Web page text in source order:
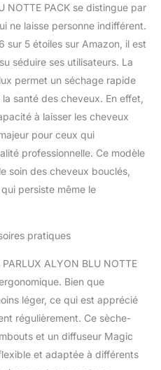
dans le salon, le
sèche les
sans trop sécher
pointes. Paramètres :
séchoir électrique
dispose de 4
de température
de 2 réglages de
contrôlés par 2
situés dans
position la plus
Avec un
instantané à
Air Ionizer
TECHNOLOGIE:
avec un traitement
certifié
enrichi en
d'argent, qui crée
surface défavorable
prolifération des
organismes et
NOTTE PACK se distingue par
ne laisse personne indifférent.
sur 5 étoiles sur Amazon, il est
séduire ses utilisateurs. La
permet un séchage rapide
santé des cheveux. En effet,
à laisser les cheveux
pour ceux qui
professionnelle. Ce modèle
soin des cheveux bouclés,
persiste même le
pratiques
ALYON BLU NOTTE
Bien que
léger, ce qui est apprécié
régulièrement. Ce sèche-
et un diffuseur Magic
et adaptée à différents